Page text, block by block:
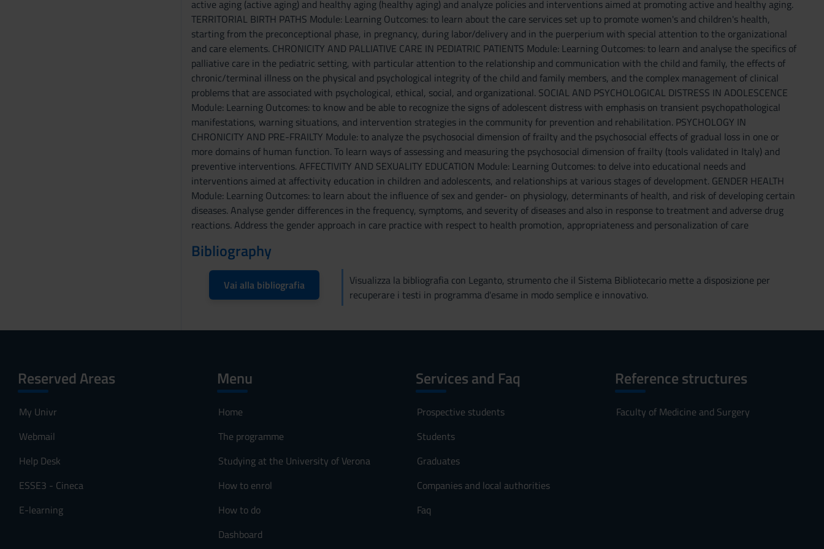
active aging (active aging) and healthy aging (healthy aging) and analyze policies and interventions aimed at promoting active and healthy aging.
TERRITORIAL BIRTH PATHS Module: Learning Outcomes: to learn about the care services set up to promote women's and children's health,
starting from the preconceptional phase, in pregnancy, during labor/delivery and in the puerperium with special attention to the organizational
and care elements. CHRONICITY AND PALLIATIVE CARE IN PEDIATRIC PATIENTS Module: Learning Outcomes: to learn and analyse the specifics of
palliative care in the pediatric setting, with particular attention to the relationship and communication with the child and family, the effects of
chronic/terminal illness on the physical and psychological integrity of the child and family members, and the complex management of clinical
problems that are associated with psychological, ethical, social, and organizational. SOCIAL AND PSYCHOLOGICAL DISTRESS IN ADOLESCENCE
Module: Learning Outcomes: to know and be able to recognize the signs of adolescent distress with emphasis on transient psychopathological
manifestations, warning situations, and intervention strategies in the community for prevention and rehabilitation. PSYCHOLOGY IN
CHRONICITY AND PRE-FRAILTY Module: to analyze the psychosocial dimension of frailty and the psychosocial effects of gradual loss in one or
more domains of human function. To learn ways of assessing and measuring the psychosocial dimension of frailty (tools validated in Italy) and
preventive interventions. AFFECTIVITY AND SEXUALITY EDUCATION Module: Learning Outcomes: to delve into educational needs and
interventions aimed at affectivity education in children and adolescents, and relationships at various stages of development. GENDER HEALTH
Module: Learning Outcomes: to learn about the influence of sex and gender- on physiology, determinants of health, and risk of developing certain
diseases. Analyse gender differences in the frequency, symptoms, and severity of diseases and also in response to treatment and adverse drug
reactions. Address the gender approach in care practice with respect to health promotion, appropriateness and personalization of care
Bibliography
Vai alla bibliografia
Visualizza la bibliografia con Leganto, strumento che il Sistema Bibliotecario mette a disposizione per
recuperare i testi in programma d'esame in modo semplice e innovativo.
Reserved Areas
My Univr
Webmail
Help Desk
ESSE3 - Cineca
E-learning
Menu
Home
The programme
Studying at the University of Verona
How to enrol
How to do
Dashboard
Services and Faq
Prospective students
Students
Graduates
Companies and local authorities
Faq
Reference structures
Faculty of Medicine and Surgery